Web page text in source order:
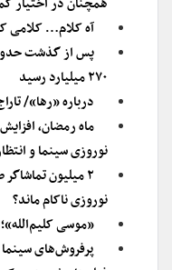
آه کلام… کلامی
۲۷۰ میلیارد رسید
درباره «رها»/
ماه رمضان،
نوروزی سینما و
نوروزی ناکام ماند؟
«موسی
پرفروش‌های